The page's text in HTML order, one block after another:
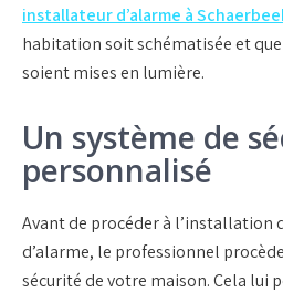
installateur d’alarme à
habitation soit schématisée et
soient mises en lumière.
Un système de
personnalisé
Avant de procéder à l’installation
d’alarme, le professionnel
sécurité de votre maison. Cela lui